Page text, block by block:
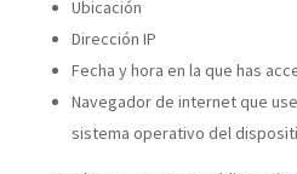
Ubicación
Dirección IP
Fecha y hora en la que has
Navegador de internet que
sistema operativo del